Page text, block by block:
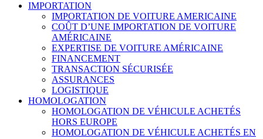
IMPORTATION
IMPORTATION DE VOITURE AMERICAINE
COÛT D’UNE IMPORTATION DE VOITURE
AMÉRICAINE
EXPERTISE DE VOITURE AMÉRICAINE
FINANCEMENT
TRANSACTION SÉCURISÉE
ASSURANCES
LOGISTIQUE
HOMOLOGATION
HOMOLOGATION DE VÉHICULE ACHETÉS
HORS EUROPE
HOMOLOGATION DE VÉHICULE ACHETÉS EN